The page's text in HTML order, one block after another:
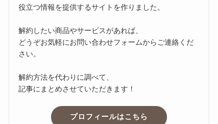
役立つ情報を提供するサイトを作りました。
解約したい商品やサービスがあれば、
どうぞお気軽にお問い合わせフォームからご連絡くだ
さい。
解約方法を代わりに調べて、
記事にまとめさせていただきます！
プロフィールはこちら